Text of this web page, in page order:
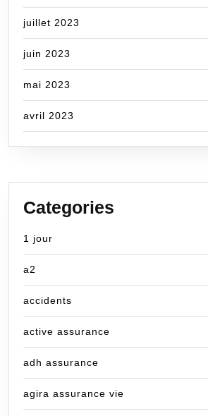
juillet 2023
juin 2023
mai 2023
avril 2023
Categories
1 jour
a2
accidents
active assurance
adh assurance
agira assurance vie